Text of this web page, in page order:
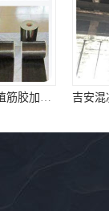
吉安混凝土植筋加固施工 植筋锚固 资质齐全 施工队案例经验..